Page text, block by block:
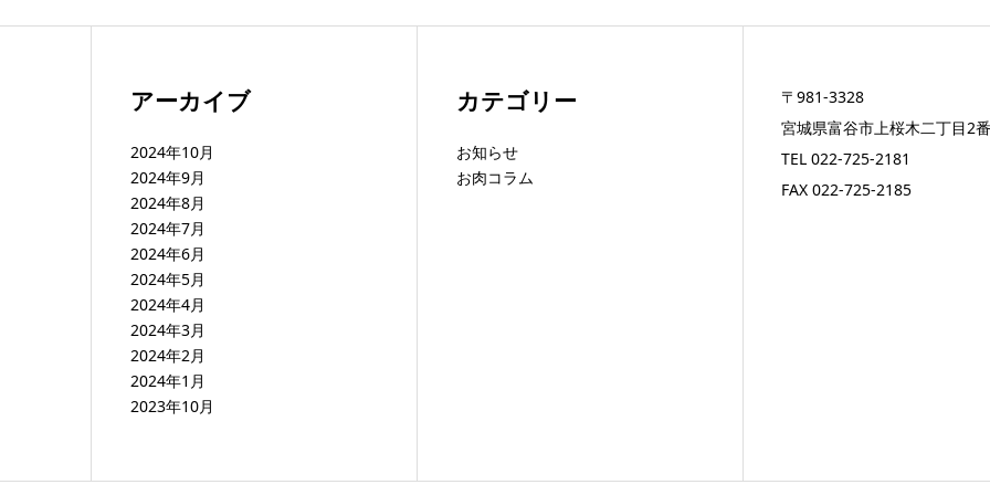
アーカイブ
2024年10月
2024年9月
2024年8月
2024年7月
2024年6月
2024年5月
2024年4月
2024年3月
2024年2月
2024年1月
2023年10月
カテゴリー
お知らせ
お肉コラム
〒981-3328
宮城県富谷市上桜木二丁目2
TEL022-725-2181
FAX 022-725-2185